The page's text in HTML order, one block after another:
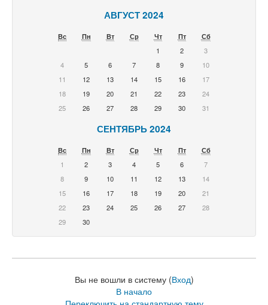
АВГУСТ 2024
Вс Пн Вт Ср Чт Пт
Сб
1
2
3
4
5 6 7 8 9
10
11
12 13 14 15 16
17
18
19 20 21 22 23
24
25
26 27 28 29 30 31
СЕНТЯБРЬ 2024
Вс Пн Вт Ср Чт Пт
Сб
1
2 3 4 5 6
7
8
9 10 11 12 13
14
15
16 17 18 19 20
21
22
23 24 25 26 27
28
29
30
Вы не вошли в систему (Вход)
В начало